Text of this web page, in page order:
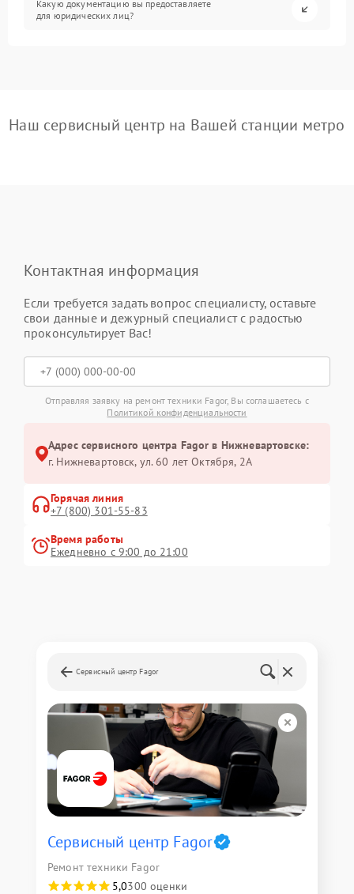
Какую документацию вы предоставляете
для юридических лиц?
Наш сервисный центр на Вашей станции метро
Контактная информация
Если требуется задать вопрос специалисту, оставьте
свои данные и дежурный специалист с радостью
проконсультирует Вас!
Отправляя заявку на ремонт техники Fagor, Вы соглашаетесь с
Политикой конфиденциальности
Адрес сервисного центра Fagor в Нижневартовске:
г. Нижневартовск, ул. 60 лет Октября, 2А
Горячая линия
+7 (800) 301-55-83
Время работы
Ежедневно с 9:00 до 21:00
Сервисный центр Fagor
Сервисный центр Fagor
Ремонт техники Fagor
5,0300 оценки